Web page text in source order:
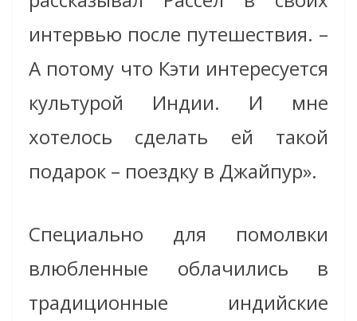
интервью после путешествия. –
А потому что Кэти интересуется
культурой Индии. И мне
хотелось сделать ей такой
подарок – поездку в Джайпур».
Специально для помолвки
влюбленные облачились в
традиционные индийские